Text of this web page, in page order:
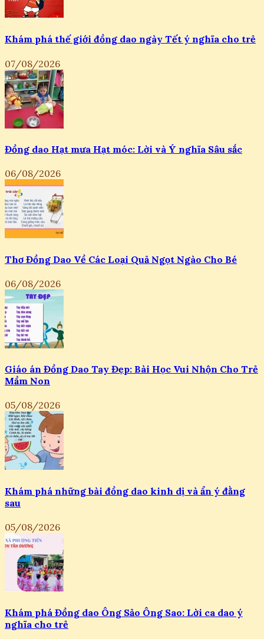
Khám phá thế giới đồng dao ngày Tết ý nghĩa cho trẻ
07/08/2026
Đồng dao Hạt mưa Hạt móc: Lời và Ý nghĩa Sâu sắc
06/08/2026
Thơ Đồng Dao Về Các Loại Quả Ngọt Ngào Cho Bé
06/08/2026
Giáo án Đồng Dao Tay Đẹp: Bài Học Vui Nhộn Cho Trẻ
Mầm Non
05/08/2026
Khám phá những bài đồng dao kinh dị và ẩn ý đằng
sau
05/08/2026
Khám phá Đồng dao Ông Sảo Ông Sao: Lời ca dao ý
nghĩa cho trẻ